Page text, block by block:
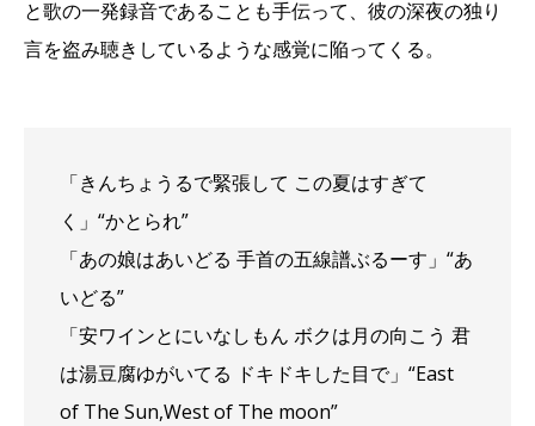
と歌の一発録音であることも手伝って、彼の深夜の独り
言を盗み聴きしているような感覚に陥ってくる。
「きんちょうるで緊張して この夏はすぎて
く」“かとられ”
「あの娘はあいどる 手首の五線譜ぶるーす」“あ
いどる”
「安ワインとにいなしもん ボクは月の向こう 君
は湯豆腐ゆがいてる ドキドキした目で」“East
of The Sun,West of The moon”